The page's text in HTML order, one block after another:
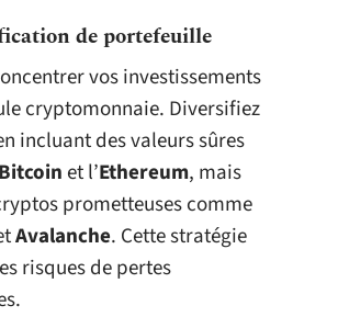
de portefeuille
vos investissements
cryptomonnaie. Diversifiez
incluant des valeurs sûres
Bitcoinet l’Ethereum, mais
prometteuses comme
Avalanche. Cette stratégie
risques de pertes